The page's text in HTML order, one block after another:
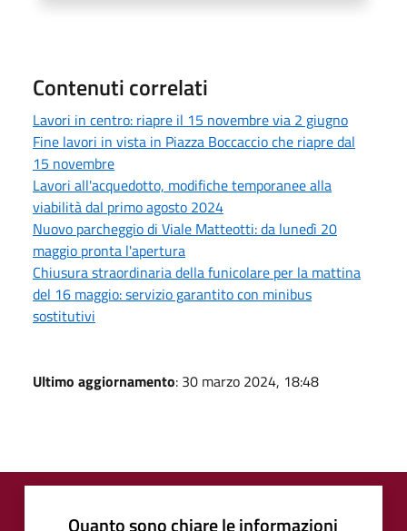
Contenuti correlati
Lavori in centro: riapre il 15 novembre via 2 giugno
Fine lavori in vista in Piazza Boccaccio che riapre dal
15 novembre
Lavori all'acquedotto, modifiche temporanee alla
viabilità dal primo agosto 2024
Nuovo parcheggio di Viale Matteotti: da lunedì 20
maggio pronta l'apertura
Chiusura straordinaria della funicolare per la mattina
del 16 maggio: servizio garantito con minibus
sostitutivi
Ultimo aggiornamento: 30 marzo 2024, 18:48
Quanto sono chiare le informazioni